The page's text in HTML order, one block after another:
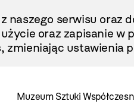
naszego serwisu oraz
oraz zapisanie w
zmieniając ustawienia
Muzeum Sztuki